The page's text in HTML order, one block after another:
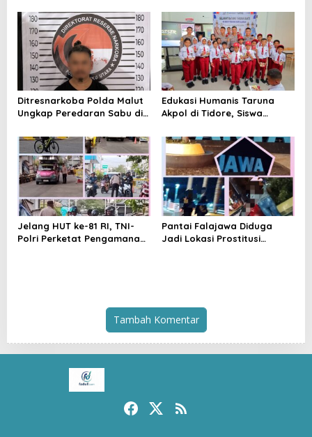
Lalu Punya Siapa?
Kapolda
Ditresnarkoba Polda Malut
Ungkap Peredaran Sabu di
Pengedar Diamankan
Edukasi Humanis Taruna
Akpol di Tidore, Siswa
Mandiri
Jelang HUT ke-81 RI, TNI-
Polri Perketat Pengamanan
Pantai Falajawa Diduga
Jadi Lokasi Prostitusi
Tambah Komentar